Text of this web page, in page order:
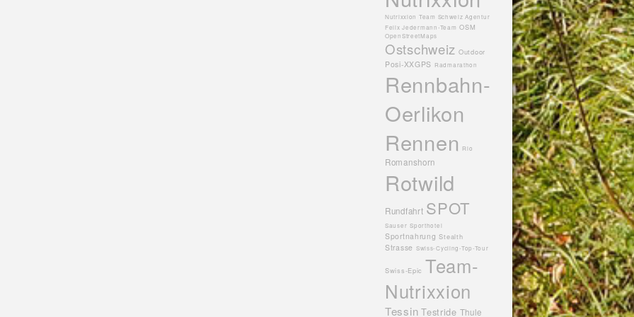
Nutrixxion Team Schweiz Agentur
Felix Jedermann-Team OSM
OpenStreetMaps
Ostschweiz Outdoor
Posi-XXGPS Radmarathon
Rennbahn-
Oerlikon
Rennen
Rio
Romanshorn
Rotwild
Rundfahrt SPOT
Sauser Sporthotel
Sportnahrung Stealth
Strasse Swiss-Cycling-Top-Tour
Swiss-Epic Team-
Nutrixxion
Tessin Testride Thule